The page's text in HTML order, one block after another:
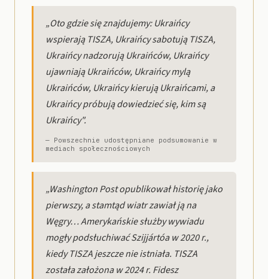
„Oto gdzie się znajdujemy: Ukraińcy
wspierają TISZA, Ukraińcy sabotują TISZA,
Ukraińcy nadzorują Ukraińców, Ukraińcy
ujawniają Ukraińców, Ukraińcy mylą
Ukraińców, Ukraińcy kierują Ukraińcami, a
Ukraińcy próbują dowiedzieć się, kim są
Ukraińcy".
— Powszechnie udostępniane podsumowanie w
mediach społecznościowych
„Washington Post opublikował historię jako
pierwszy, a stamtąd wiatr zawiał ją na
Węgry… Amerykańskie służby wywiadu
mogły podsłuchiwać Szijjártóa w 2020 r.,
kiedy TISZA jeszcze nie istniała. TISZA
została założona w 2024 r. Fidesz